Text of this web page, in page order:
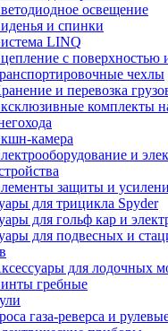
освещение
и спинки
LINQ
с поверхностью
чехлы
и перевозка
комплекты
камера
и
защиты и
для трицикла Spyder
для гольф кар и
для подвесных и
для лодочных
гребные
газа-реверса и